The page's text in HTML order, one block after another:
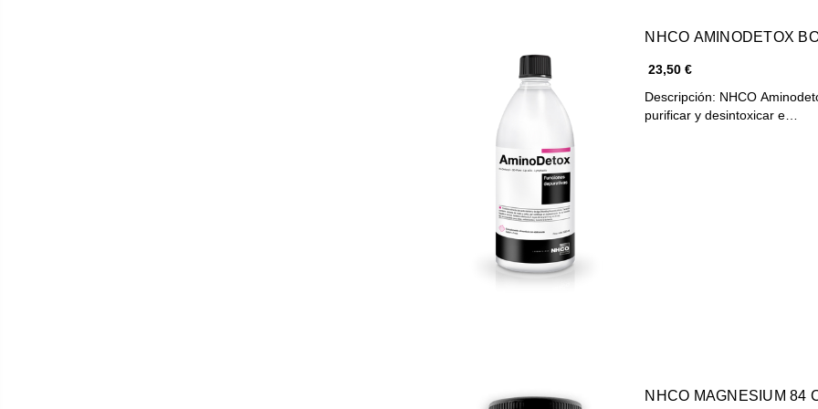
NHCO AMINODETOX
23,50 €
Descripción: NHCO Aminodetox es un complemento alimenticio diseñado para
purificar y desintoxicar e…
NHCO MAGNESIUM 84